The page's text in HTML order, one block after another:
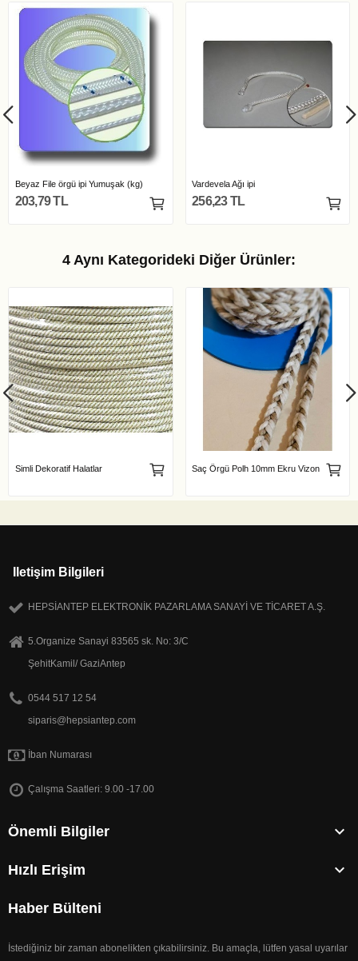
Beyaz File örgü ipi Yumuşak (kg)
203,79 TL
Vardevela Ağı ipi
256,23 TL
4 Aynı Kategorideki Diğer Ürünler:
Simli Dekoratif Halatlar Saç Örgü Polh 10mm Ekru Vizon
Iletişim Bilgileri
HEPSİANTEP ELEKTRONİK PAZARLAMA SANAYİ VE TİCARET A.Ş.
5.Organize Sanayi 83565 sk. No: 3/C
ŞehitKamil/ GaziAntep
0544 517 12 54
siparis@hepsiantep.com
İban Numarası
Çalışma Saatleri: 9.00 -17.00
Önemli Bilgiler 
Hızlı Erişim 
Haber Bülteni
İstediğiniz bir zaman abonelikten çıkabilirsiniz. Bu amaçla, lütfen yasal uyarılar